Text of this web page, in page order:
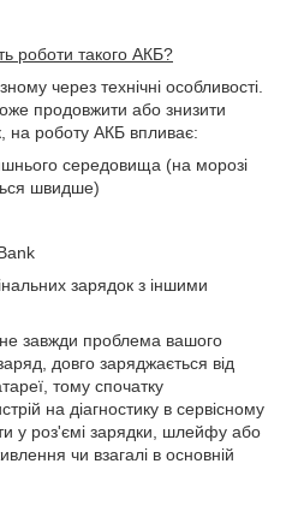
роботи такого АКБ?
через технічні особливості.
продовжити або знизити
на роботу АКБ впливає:
середовища (на морозі
швидше)
зарядок з іншими
завжди проблема вашого
довго заряджається від
тому спочатку
на діагностику в сервісному
у роз'ємі зарядки, шлейфу або
чи взагалі в основній